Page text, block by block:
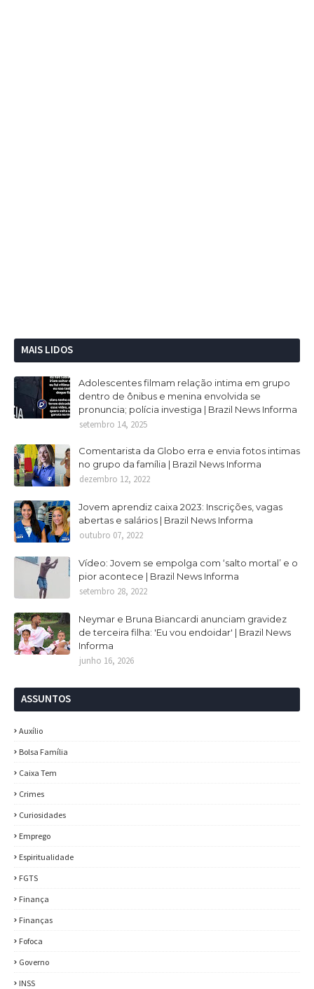
MAIS LIDOS
Adolescentes filmam relação intima em grupo
dentro de ônibus e menina envolvida se
pronuncia; polícia investiga | Brazil News Informa
setembro 14, 2025
Comentarista da Globo erra e envia fotos intimas
no grupo da família | Brazil News Informa
dezembro 12, 2022
Jovem aprendiz caixa 2023: Inscrições, vagas
abertas e salários | Brazil News Informa
outubro 07, 2022
Vídeo: Jovem se empolga com ‘salto mortal’ e o
pior acontece | Brazil News Informa
setembro 28, 2022
Neymar e Bruna Biancardi anunciam gravidez
de terceira filha: 'Eu vou endoidar' | Brazil News
Informa
junho 16, 2026
ASSUNTOS
Auxílio
Bolsa Família
Caixa Tem
Crimes
Curiosidades
Emprego
Espiritualidade
FGTS
Finança
Finanças
Fofoca
Governo
INSS